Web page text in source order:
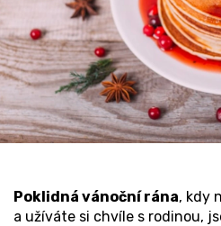
Poklidná vánoční rána, kdy
a užíváte si chvíle s rodinou,